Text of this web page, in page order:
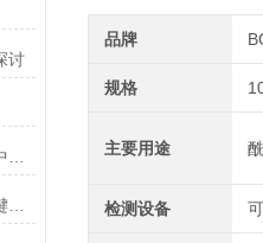
讨
纤维素试剂盒：解析生物降解的关键利器
品牌
规格
主要用途
检测设备